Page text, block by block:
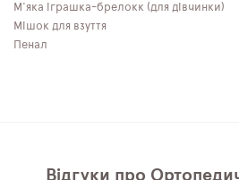
М'яка іграшка-брелокк (для дівчинки)
Мішок для взуття
Пенал
Відгуки про